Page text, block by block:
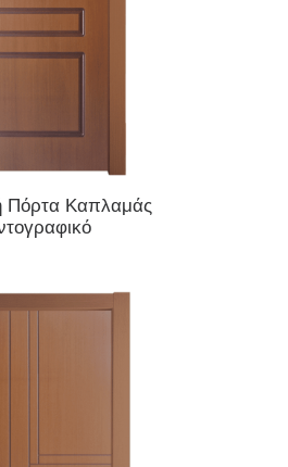
ΠΕΡΙΣΣΌΤΕΡΑ
Πόρτα Καπλαμάς